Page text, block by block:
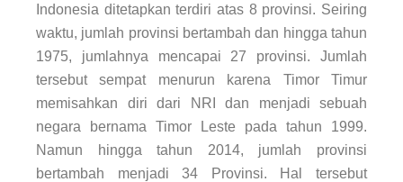
Indonesia ditetapkan terdiri atas 8 provinsi. Seiring
waktu, jumlah provinsi bertambah dan hingga tahun
1975, jumlahnya mencapai 27 provinsi. Jumlah
tersebut sempat menurun karena Timor Timur
memisahkan diri dari NRI dan menjadi sebuah
negara bernama Timor Leste pada tahun 1999.
Namun hingga tahun 2014, jumlah provinsi
bertambah menjadi 34 Provinsi. Hal tersebut